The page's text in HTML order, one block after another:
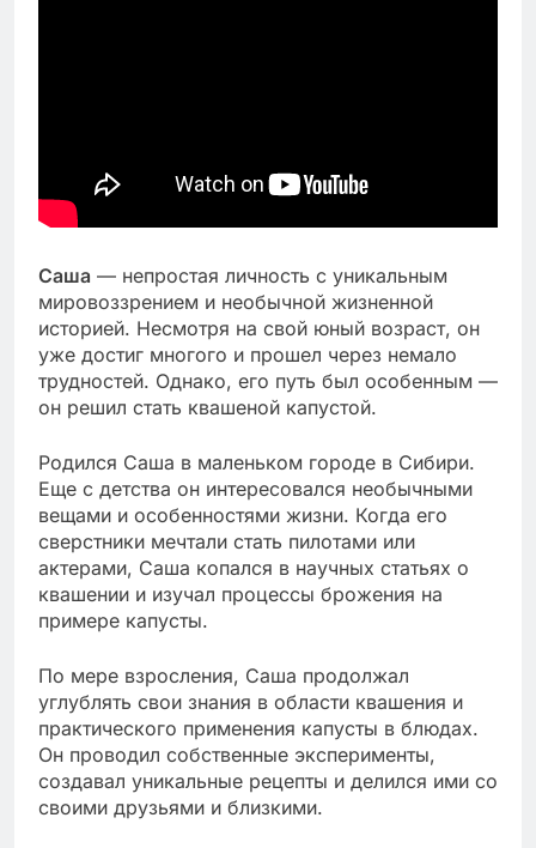
Саша — непростая личность с уникальным
мировоззрением и необычной жизненной
историей. Несмотря на свой юный возраст, он
уже достиг многого и прошел через немало
трудностей. Однако, его путь был особенным —
он решил стать квашеной капустой.
Родился Саша в маленьком городе в Сибири.
Еще с детства он интересовался необычными
вещами и особенностями жизни. Когда его
сверстники мечтали стать пилотами или
актерами, Саша копался в научных статьях о
квашении и изучал процессы брожения на
примере капусты.
По мере взросления, Саша продолжал
углублять свои знания в области квашения и
практического применения капусты в блюдах.
Он проводил собственные эксперименты,
создавал уникальные рецепты и делился ими со
своими друзьями и близкими.